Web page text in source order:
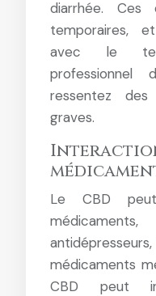
diarrhée.
temporaires,
avec le
ressentez
graves.
Le CBD
médicaments
CBD peut